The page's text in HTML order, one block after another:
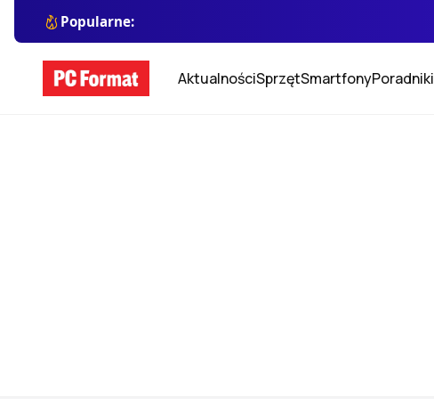
Popularne:
AktualnościSprzętSmartfonyPoradniki